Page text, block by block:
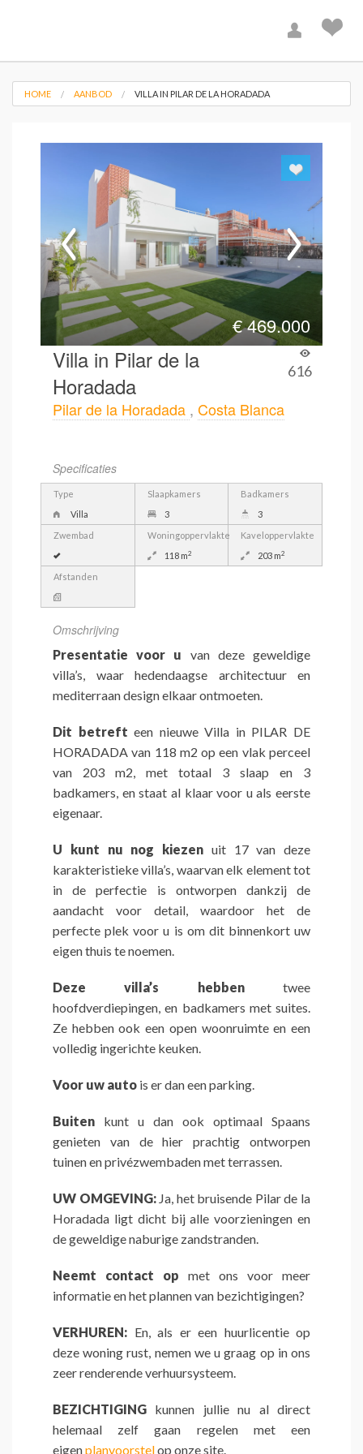
HOME AANBOD VILLA IN PILAR DE LA HORADADA
€469.000
Villa in Pilar de la
Horadada
616
Pilar de la Horadada , Costa Blanca
Specificaties
Type
Villa
Slaapkamers
3
Badkamers
3
Zwembad
Woningoppervlakte
118 m2
Kaveloppervlakte
203 m2
Afstanden
Omschrijving
Presentatie voor u van deze geweldige
villa’s, waar hedendaagse architectuur en
mediterraan design elkaar ontmoeten.
Dit betreft een nieuwe Villa in PILAR DE
HORADADA van 118 m2 op een vlak perceel
van 203 m2, met totaal 3 slaap en 3
badkamers, en staat al klaar voor u als eerste
eigenaar.
U kunt nu nog kiezen uit 17 van deze
karakteristieke villa’s, waarvan elk element tot
in de perfectie is ontworpen dankzij de
aandacht voor detail, waardoor het de
perfecte plek voor u is om dit binnenkort uw
eigen thuis te noemen.
Deze villa’s hebbentwee
hoofdverdiepingen, en badkamers met suites.
Ze hebben ook een open woonruimte en een
volledig ingerichte keuken.
Voor uw auto is er dan een parking.
Buiten kunt u dan ook optimaal Spaans
genieten van de hier prachtig ontworpen
tuinen en privézwembaden met terrassen.
UW OMGEVING:Ja, het bruisende Pilar de la
Horadada ligt dicht bij alle voorzieningen en
de geweldige naburige zandstranden.
Neemt contact op met ons voor meer
informatie en het plannen van bezichtigingen?
VERHUREN: En, als er een huurlicentie op
deze woning rust, nemen we u graag op in ons
zeer renderende verhuursysteem.
BEZICHTIGING kunnen jullie nu al direct
helemaal zelf gaan regelen met een
eigenplanvoorstelop onze site.